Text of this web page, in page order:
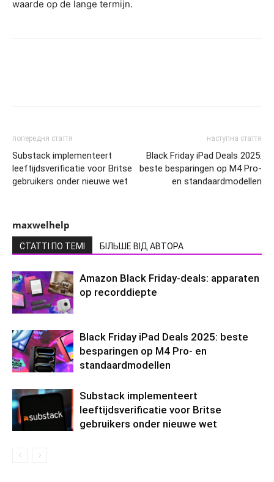
waarde op de lange termijn.
попередня стаття
Substack implementeert
leeftijdsverificatie voor Britse
gebruikers onder nieuwe wet
наступна стаття
Black Friday iPad Deals 2025:
beste besparingen op M4 Pro-
en standaardmodellen
maxwelhelp
СТАТТІ ПО ТЕМІ БІЛЬШЕ ВІД АВТОРА
Amazon Black Friday-deals: apparaten
op recorddiepte
Black Friday iPad Deals 2025: beste
besparingen op M4 Pro- en
standaardmodellen
Substack implementeert
leeftijdsverificatie voor Britse
gebruikers onder nieuwe wet